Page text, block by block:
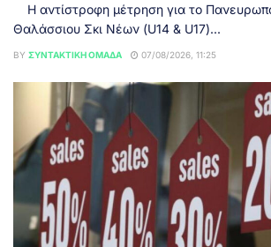
Η αντίστροφη μέτρηση για το
Θαλάσσιου Σκι Νέων (U14 & U17)...
BY ΣΥΝΤΑΚΤΙΚΉ ΟΜΆΔΑ 07/08/2026, 11:25